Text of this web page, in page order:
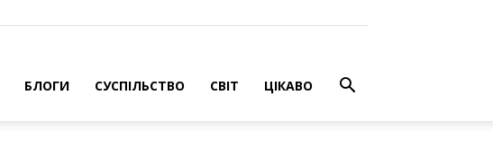
БЛОГИ СУСПІЛЬСТВО СВІТ ЦІКАВО